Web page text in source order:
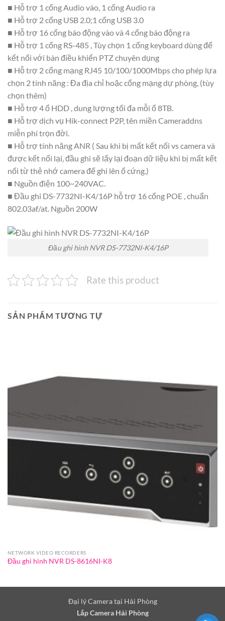
■ Hỗ trợ 1 cổng Audio vào, 1 cổng Audio ra
■ Hỗ trợ 2 cổng USB 2.0;1 cổng USB 3.0
■ Hỗ trợ 16 cổng báo động vào và 4 cổng báo động ra
■ Hỗ trợ 1 cổng RS-485 , Tùy chọn 1 cổng keyboard dùng để
kết nối với bàn điều khiển PTZ chuyên dụng
■ Hỗ trợ 2 cổng mạng RJ45 10/100/1000Mbps cho phép lựa
chọn 2 tính năng : Đa địa chỉ hoặc cổng mạng dự phòng, (tùy
chọn thêm)
■ Hỗ trợ 4 ổ HDD , dung lượng tối đa mỗi ổ 8TB.
■ Hỗ trợ dịch vụ Hik-connect P2P, tên miền Cameraddns
miễn phí trọn đời.
■ Hỗ trợ tính năng ANR ( Sau khi bị mất kết nối vs camera và
được kết nối lại, đầu ghi sẽ lấy lại đoạn dữ liệu khi bị mất kết
nối từ thẻ nhớ camera để ghi lên ổ cứng.)
■ Nguồn điện 100~240VAC.
■ Đầu ghi DS-7732NI-K4/16P hỗ trợ 16 cổng POE , chuẩn
802.03af/at. Nguồn 200W
Đầu ghi hình NVR DS-7732NI-K4/16P
Rate this product
SẢN PHẨM TƯƠNG TỰ
NETWORK VIDEO RECORDERS
Đầu ghi hình NVR DS-8616NI-K8
Đại lý Camera tại Hải Phòng
Lắp Camera Hải Phòng